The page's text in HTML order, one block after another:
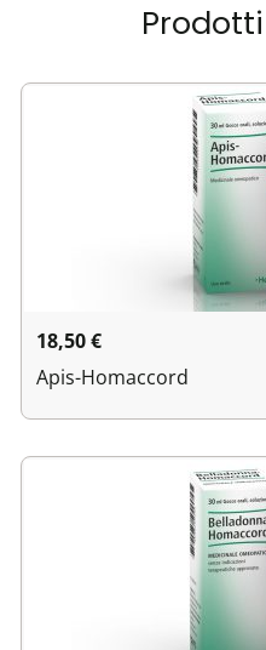
18,50€
Apis-Homaccord